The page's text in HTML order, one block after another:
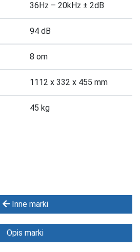
Inne marki
Opis marki
36Hz – 20kHz ± 2dB
94 dB
8 om
1112 x 332 x 455 mm
45 kg